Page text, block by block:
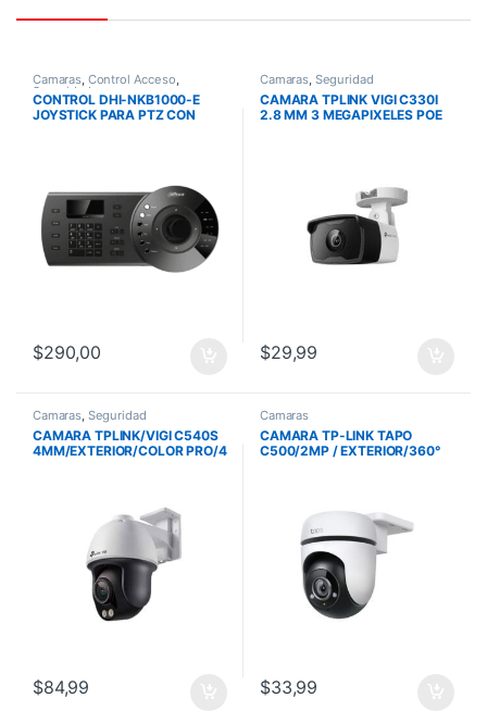
Camaras, Control Acceso,
Seguridad
CONTROL DHI-NKB1000-E
JOYSTICK PARA PTZ CON
$290,00
Camaras, Seguridad
CAMARA TPLINK VIGI C330I
2.8 MM 3 MEGAPIXELES POE
$29,99
Camaras, Seguridad
CAMARA TPLINK/VIGI C540S
4MM/EXTERIOR/COLOR PRO/4
$84,99
Camaras
CAMARA TP-LINK TAPO
C500/2MP / EXTERIOR/360°
$33,99